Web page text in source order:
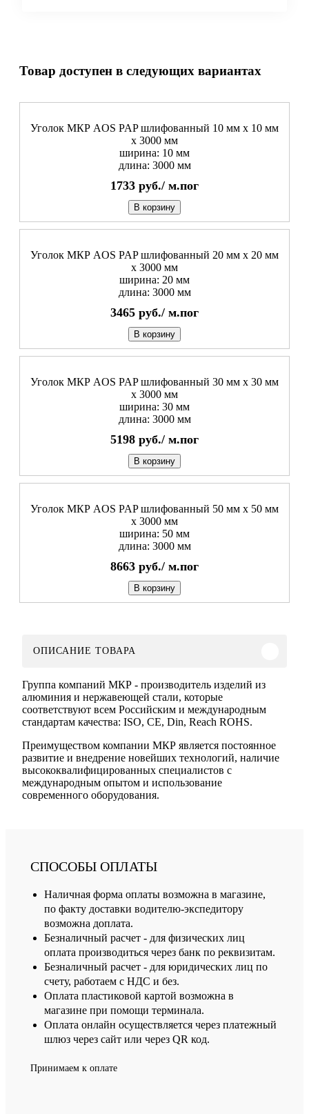
Товар доступен в следующих вариантах
Уголок МКР AOS PAP шлифованный 10 мм x 10 мм
х 3000 мм
ширина: 10 мм
длина: 3000 мм
1733 руб./ м.пог
В корзину
Уголок МКР AOS PAP шлифованный 20 мм x 20 мм
х 3000 мм
ширина: 20 мм
длина: 3000 мм
3465 руб./ м.пог
В корзину
Уголок МКР AOS PAP шлифованный 30 мм x 30 мм
х 3000 мм
ширина: 30 мм
длина: 3000 мм
5198 руб./ м.пог
В корзину
Уголок МКР AOS PAP шлифованный 50 мм x 50 мм
х 3000 мм
ширина: 50 мм
длина: 3000 мм
8663 руб./ м.пог
В корзину
ОПИСАНИЕ ТОВАРА
Группа компаний МКР - производитель изделий из
алюминия и нержавеющей стали, которые
соответствуют всем Российским и международным
стандартам качества: ISO, CE, Din, Reach ROHS.
Преимуществом компании МКР является постоянное
развитие и внедрение новейших технологий, наличие
высококвалифицированных специалистов с
международным опытом и использование
современного оборудования.
СПОСОБЫ ОПЛАТЫ
Наличная форма оплаты возможна в магазине,
по факту доставки водителю-экспедитору
возможна доплата.
Безналичный расчет - для физических лиц
оплата производиться через банк по реквизитам.
Безналичный расчет - для юридических лиц по
счету, работаем с НДС и без.
Оплата пластиковой картой возможна в
магазине при помощи терминала.
Оплата онлайн осуществляется через платежный
шлюз через сайт или через QR код.
Принимаем к оплате